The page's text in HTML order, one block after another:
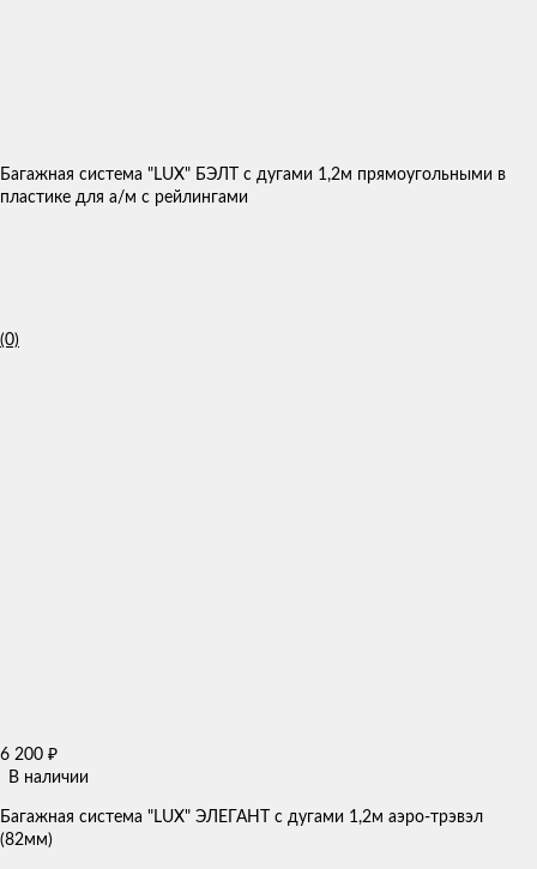
Багажная система "LUX" БЭЛТ с дугами 1,2м прямоугольными в
пластике для а/м с рейлингами
(0)
6 200 ₽
В наличии
Багажная система "LUX" ЭЛЕГАНТ с дугами 1,2м аэро-трэвэл
(82мм)